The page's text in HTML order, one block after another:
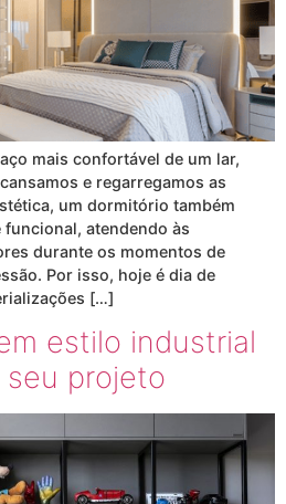
mais confortável de um lar,
e regarregamos as
um dormitório também
atendendo às
durante os momentos de
Por isso, hoje é dia de
[…]
estilo industrial
seu projeto